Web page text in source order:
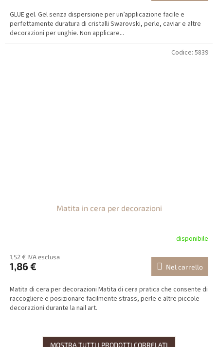
GLUE gel. Gel senza dispersione per un’applicazione facile e
perfettamente duratura di cristalli Swarovski, perle, caviar e altre
decorazioni per unghie. Non applicare...
Matita in cera per decorazioni
disponibile
1,52 € IVA esclusa
1,86 € Nel carrello
Matita di cera per decorazioni Matita di cera pratica che consente di
raccogliere e posizionare facilmente strass, perle e altre piccole
decorazioni durante la nail art.
Codice: 5839
MOSTRA TUTTI I PRODOTTI CORRELATI